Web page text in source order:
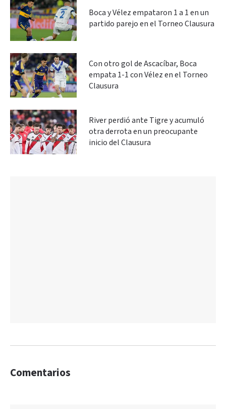
Boca y Vélez empataron 1 a 1 en un
partido parejo en el Torneo Clausura
Con otro gol de Ascacíbar, Boca
empata 1-1 con Vélez en el Torneo
Clausura
River perdió ante Tigre y acumuló
otra derrota en un preocupante
inicio del Clausura
Comentarios